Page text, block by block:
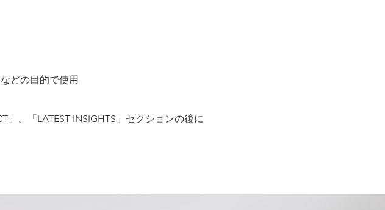
どの目的で使用
」、「LATEST INSIGHTS」セクションの後に